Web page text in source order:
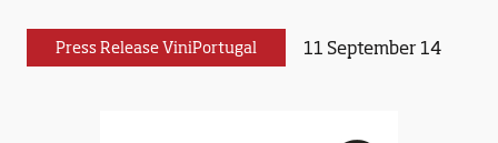
Press Release ViniPortugal 11 September 14